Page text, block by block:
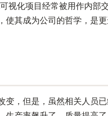
视化项目经常被用作内部
其成为公司的哲学，是
，但是，虽然相关人员已